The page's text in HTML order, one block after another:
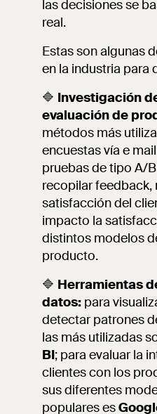
las decisiones se
real.
Estas son algunas
en la industria para
🔷 Investigación
evaluación de
métodos más
encuestas vía e
pruebas de tipo A/
recopilar feedback,
satisfacción del
impacto la
distintos modelos
producto.
🔷 Herramientas
datos: para
detectar patrones
las más utilizadas
BI; para evaluar la
clientes con los
sus diferentes
populares es